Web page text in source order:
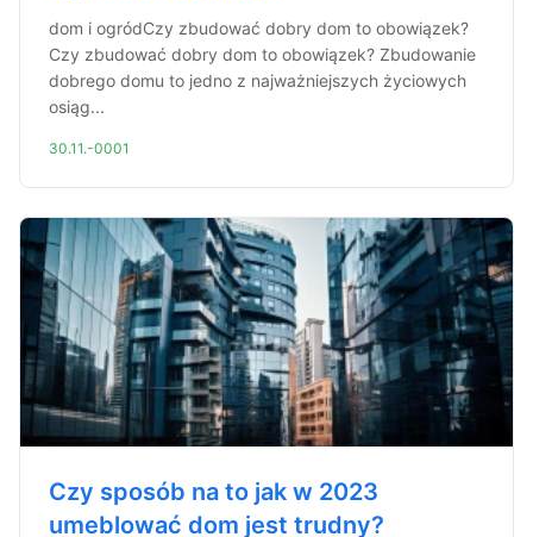
dom i ogródCzy zbudować dobry dom to obowiązek?
Czy zbudować dobry dom to obowiązek? Zbudowanie
dobrego domu to jedno z najważniejszych życiowych
osiąg...
30.11.-0001
Czy sposób na to jak w 2023
umeblować dom jest trudny?